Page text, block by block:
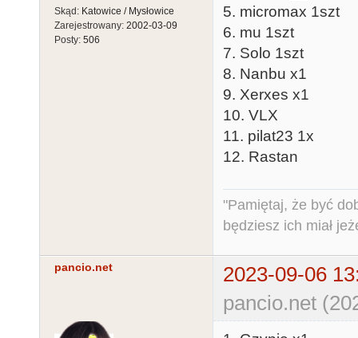
Skąd: Katowice / Mysłowice
Zarejestrowany: 2002-03-09
Posty: 506
5. micromax 1szt
6. mu 1szt
7. Solo 1szt
8. Nanbu x1
9. Xerxes x1
10. VLX
11. pilat23 1x
12. Rastan
"Pamiętaj, że być
będziesz ich miał
pancio.net
2023-09-06
pancio.net